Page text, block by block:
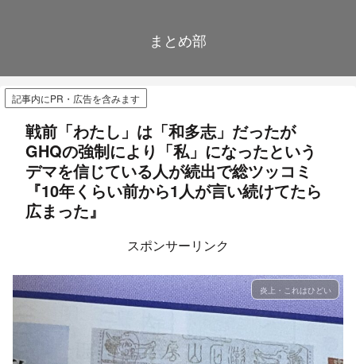
まとめ部
記事内にPR・広告を含みます
戦前「わたし」は「和多志」だったが
GHQの強制により「私」になったという
デマを信じている人が続出で総ツッコミ
『10年くらい前から1人が言い続けてたら
広まった』
スポンサーリンク